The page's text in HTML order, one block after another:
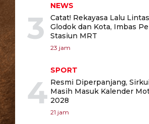
3
NEWS
Catat! Rekayasa Lalu
Glodok dan Kota, Imbas
Stasiun MRT
23 jam
4
SPORT
Resmi Diperpanjang,
Masih Masuk Kalender
2028
21 jam